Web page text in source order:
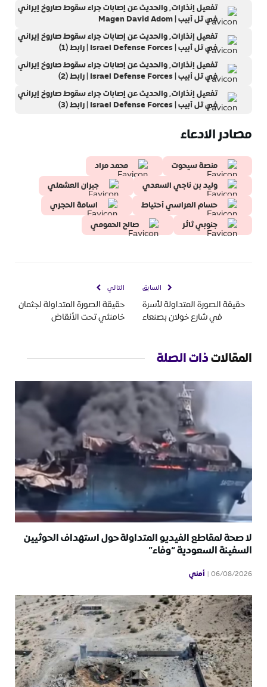
تفعيل إنذارات٬ والحديث عن إصابات جراء سقوط صاروخ إيراني
في تل أبيب | Magen David Adom
تفعيل إنذارات٬ والحديث عن إصابات جراء سقوط صاروخ إيراني
في تل أبيب | Israel Defense Forces | رابط (1)
تفعيل إنذارات٬ والحديث عن إصابات جراء سقوط صاروخ إيراني
في تل أبيب | Israel Defense Forces | رابط (2)
تفعيل إنذارات٬ والحديث عن إصابات جراء سقوط صاروخ إيراني
في تل أبيب | Israel Defense Forces | رابط (3)
مصادر الادعاء
منصة سيحوت
محمد مراد
وليد بن ناجي السعدي
جبران العشملي
حسام العراسي أحتياط
اسامة الحجري
جنوبي ثائر
صالح الحمومي
السابق
حقيقة الصورة المتداولة لأسرة
في شارع خولان بصنعاء
التالي
حقيقة الصورة المتداولة لجثمان
خامنئي تحت الأنقاض
المقالاتذات الصلة
لا صحة لمقاطع الفيديو المتداولة حول استهداف الحوثيين
السفينة السعودية “وفاء”
06/08/2026 أمني